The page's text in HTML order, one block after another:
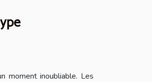
moment inoubliable. Les